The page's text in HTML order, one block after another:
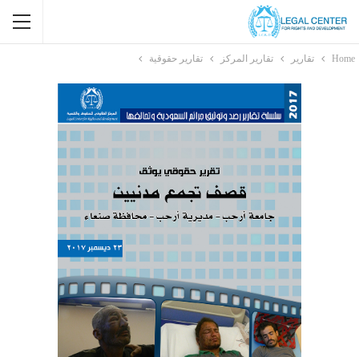
Home تقارير تقارير المركز تقارير حقوقية